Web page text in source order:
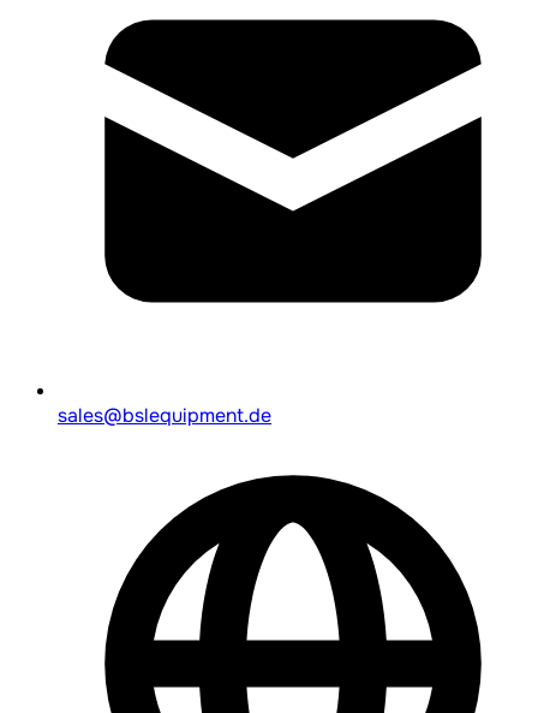
sales@bslequipment.de